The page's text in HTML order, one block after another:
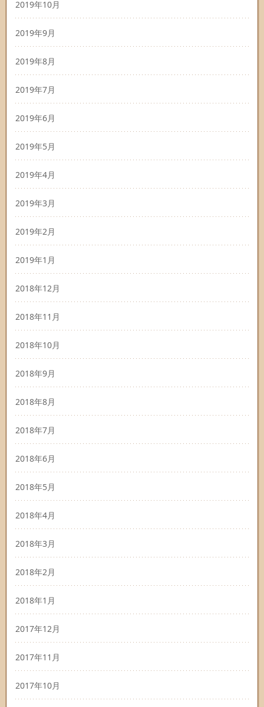
2019年10月
2019年9月
2019年8月
2019年7月
2019年6月
2019年5月
2019年4月
2019年3月
2019年2月
2019年1月
2018年12月
2018年11月
2018年10月
2018年9月
2018年8月
2018年7月
2018年6月
2018年5月
2018年4月
2018年3月
2018年2月
2018年1月
2017年12月
2017年11月
2017年10月